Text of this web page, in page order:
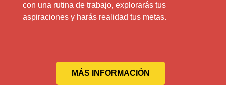
con una rutina de trabajo, explorarás tus
aspiraciones y harás realidad tus metas.
MÁS INFORMACIÓN